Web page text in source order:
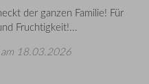
der ganzen Familie! Für
Fruchtigkeit!...
am 18.03.2026